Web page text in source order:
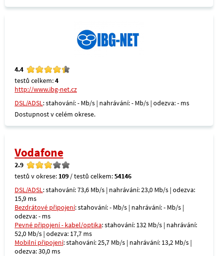
4.4
testů celkem:4
http://www.ibg-net.cz
DSL/ADSL: stahování: - Mb/s | nahrávání: - Mb/s | odezva: - ms
Dostupnost v celém okrese.
Vodafone
2.9
testů v okrese: 109 / testů celkem:54146
DSL/ADSL: stahování: 73,6 Mb/s | nahrávání: 23,0 Mb/s | odezva:
15,9 ms
Bezdrátové připojení: stahování: - Mb/s | nahrávání: - Mb/s |
odezva: - ms
Pevné připojení - kabel/optika: stahování: 132 Mb/s | nahrávání:
52,0 Mb/s | odezva: 17,7 ms
Mobilní připojení: stahování: 25,7 Mb/s | nahrávání: 13,2 Mb/s |
odezva: 30,0 ms